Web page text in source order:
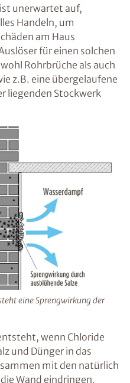
vertikale
jedoch auch
aufsteigen. Diese
ist in
auch
unerwartet auf,
Handeln, um
am Haus
für einen
sowohl
Haushaltsgeräte
sein.